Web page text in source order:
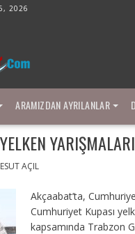
2026
ARAMIZDAN AYRILANLAR
YARIŞMALARI
AÇIL
Akçaabat’ta,
Cumhuriyet Kupası
kapsamında Trabzon